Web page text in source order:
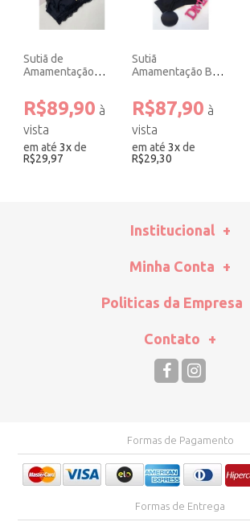
Sutiã de
Amamentação
R$89,90
em até3xde
R$29,97
Sutiã
Amamentação Bojo
Costura Preto.
R$87,90
em até3xde
R$29,30
Institucional
Minha Conta
Politicas da Empresa
Contato
Formas de Pagamento
Formas de Entrega